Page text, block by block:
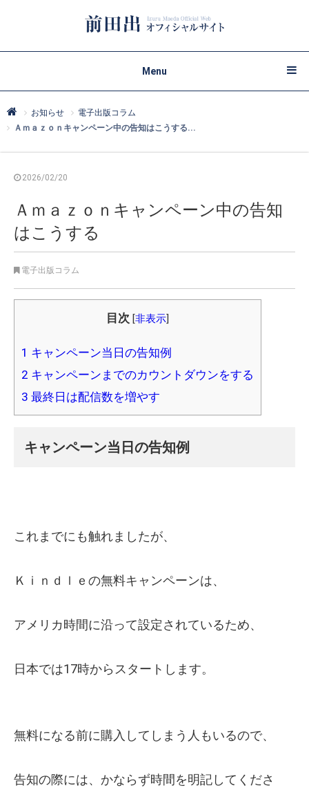
Menu
お知らせ
電子出版コラム
Ａｍａｚｏｎキャンペーン中の告知はこうする...
2026/02/20
Ａｍａｚｏｎキャンペーン中の告知
はこうする
電子出版コラム
目次 [非表示
1 キャンペーン当日の告知例
2 キャンペーンまでのカウントダウンをする
3 最終日は配信数を増やす
キャンペーン当日の告知例
これまでにも触れましたが、
Ｋｉｎｄｌｅの無料キャンペーンは、
アメリカ時間に沿って設定されているため、
日本では17時からスタートします。
無料になる前に購入してしまう人もいるので、
告知の際には、かならず時間を明記してくださ